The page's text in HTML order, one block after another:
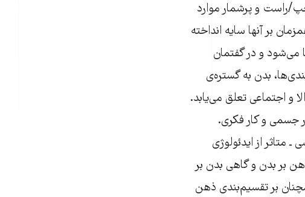
راست و پرشمار موارد
بر آنها سایه انداخته
می‌شود و در گفتمان
بدن به گستره‌ی
اجتماعی تعلق می‌یابد.
جسمی و کار فکری.
از ایدئولوژی
بر بدن و گاهی بدن بر
بر تقسیم‌بندی ذهن